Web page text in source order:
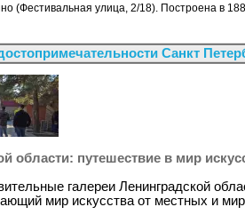
(Фестивальная улица, 2/18). Построена в
Санкт
области: путешествие в мир
галереи Ленинградской
мир искусства от местных и